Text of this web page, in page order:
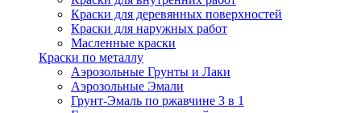
Краски для деревянных поверхностей
Краски для наружных работ
Масленные краски
Краски по металлу
Аэрозольные Грунты и Лаки
Аэрозольные Эмали
Грунт-Эмаль по ржавчине 3 в 1